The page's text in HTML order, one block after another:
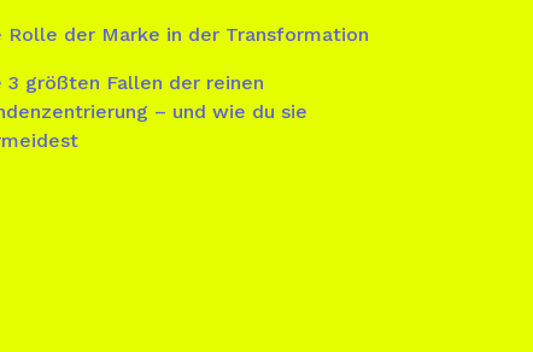
Rolle der Marke in der Transformation
3 größten Fallen der reinen
– und wie du sie